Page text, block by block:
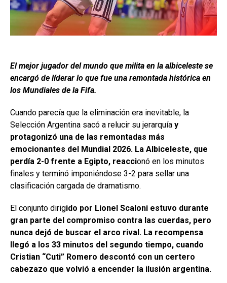
El mejor jugador del mundo que milita en la albiceleste se
encargó de líderar lo que fue una remontada histórica en
los Mundiales de la Fifa.
Cuando parecía que la eliminación era inevitable, la
Selección Argentina sacó a relucir su jerarquía y
protagonizó una de las remontadas más
emocionantes del Mundial 2026. La Albiceleste, que
perdía 2-0 frente a Egipto, reaccionó en los minutos
finales y terminó imponiéndose 3-2 para sellar una
clasificación cargada de dramatismo.
El conjunto dirigido por Lionel Scaloni estuvo durante
gran parte del compromiso contra las cuerdas, pero
nunca dejó de buscar el arco rival. La recompensa
llegó a los 33 minutos del segundo tiempo, cuando
Cristian “Cuti” Romero descontó con un certero
cabezazo que volvió a encender la ilusión argentina.